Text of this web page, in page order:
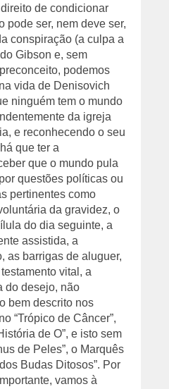
de condicionar
pode ser, nem deve ser,
conspiração (a culpa a
Gibson e, sem
podemos
vida de Denisovich
ninguém tem o mundo
da igreja
e reconhecendo o seu
que ter a
que o mundo pula
questões políticas ou
pertinentes como
da gravidez, o
do dia seguinte, a
assistida, a
as barrigas de aluguer,
vital, a
do desejo, não
bem descrito nos
“Trópico de Câncer”,
de O”, e isto sem
de Peles”, o Marquês
Budas Ditosos”. Por
vamos à